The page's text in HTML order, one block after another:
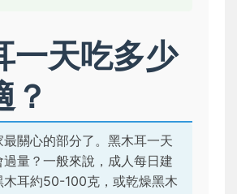
一天吃多少
？
關心的部分了。黑木耳一天
量？一般來說，成人每日建
木耳約50-100克，或乾燥黑木